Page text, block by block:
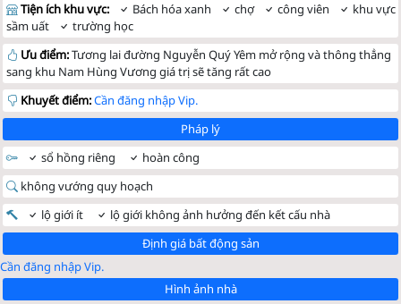
Tiện ích khu vực:
Bách hóa xanh chợ công viên
khu vực
sầm uất
trường học
Ưu điểm:Tương lai đường Nguyễn Quý Yêm mở rộng và thông thẳng
sang khu Nam Hùng Vương giá trị sẽ tăng rất cao
Khuyết điểm:Cần đăng nhập Vip.
Pháp lý
sổ hồng riêng
hoàn công
không vướng quy hoạch
lộ giới ít
lộ giới không ảnh hưởng đến kết cấu nhà
Định giá bất động sản
Cần đăng nhập Vip.
Hình ảnh nhà